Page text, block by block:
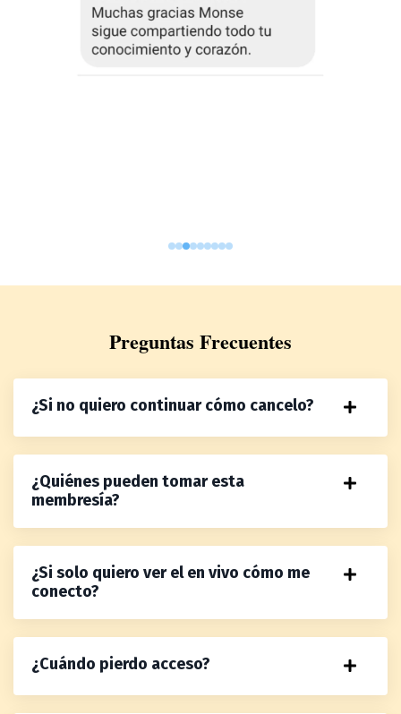
Preguntas Frecuentes
¿Si no quiero continuar cómo cancelo?
¿Quiénes pueden tomar esta
membresía?
¿Si solo quiero ver el en vivo cómo me
conecto?
¿Cuándo pierdo acceso?